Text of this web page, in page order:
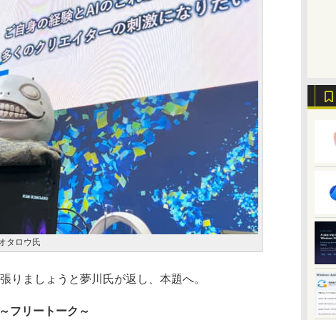
タロウ氏
りましょうと夢川氏が返し、本題へ。
フリートーク～